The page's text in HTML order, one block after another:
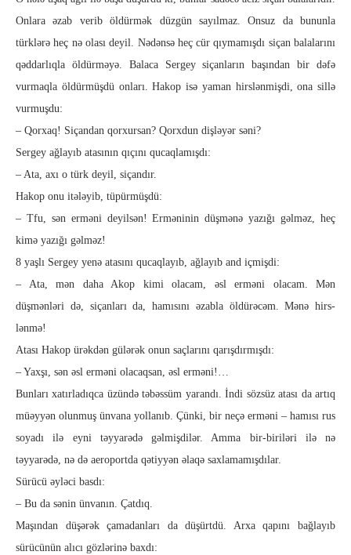
Onlara əzab verib öldürmək düzgün sayılmaz. Onsuz da bununla
türklərə heç nə olası deyil. Nədənsə heç cür qıymamışdı siçan balalarını
qəddarlıqla öldürməyə. Balaca Sergey siçanların başından bir dəfə
vurmaqla öl­dür­müşdü onları. Hakop isə yaman hirslənmişdi, ona sillə
vurmuşdu:
– Qorxaq! Siçandan qorxursan? Qorxdun dişləyər səni?
Sergey ağlayıb atasının qıçını qucaqlamışdı:
– Ata, axı o türk deyil, siçandır.
Hakop onu itələyib, tüpürmüşdü:
– Tfu, sən erməni deyilsən! Erməninin düşmənə yazığı gəl­məz, heç
kimə yazığı gəlməz!
8 yaşlı Sergey yenə atasını qucaqlayıb, ağlayıb and içmişdi:
– Ata, mən daha Akop kimi olacam, əsl erməni olacam. Mən
düşmənləri də, siçanları da, hamısını əzabla öldürəcəm. Mənə hirs­
lənmə!
Atası Hakop ürəkdən gülərək onun saçlarını qarışdırmışdı:
– Yaxşı, sən əsl erməni olacaqsan, əsl erməni!…
Bunları xatırladıqca üzündə təbəssüm yarandı. İndi sözsüz ata­sı da artıq
müəyyən olunmuş ünvana yollanıb. Çünki, bir neçə erməni – hamısı rus
soyadı ilə eyni təyyarədə gəlmişdilər. Amma bir-biriləri ilə nə
təyyarədə, nə də aeroportda qətiyyən əlaqə saxlamamışdılar.
Sürücü əyləci basdı:
– Bu da sənin ünvanın. Çatdıq.
Maşından düşərək çamadanları da düşürtdü. Arxa qapını bağ­layıb
sürücünün alıcı gözlərinə baxdı: